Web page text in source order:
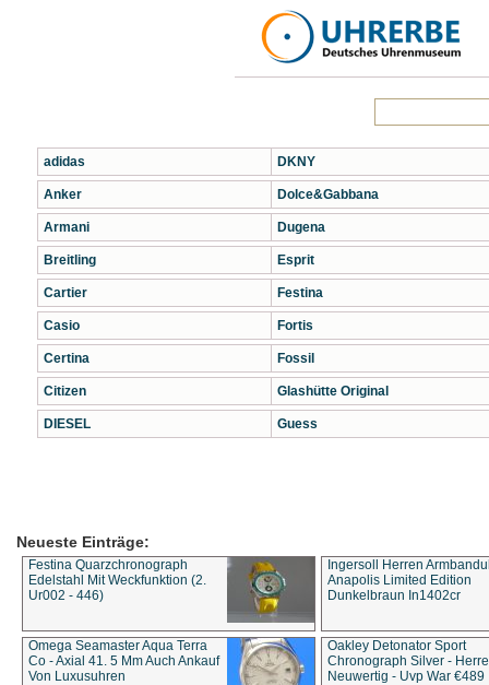
adidas
Anker
Armani
Breitling
Cartier
Casio
Certina
Citizen
DIESEL
DKNY
Dolce&Gabbana
Dugena
Esprit
Festina
Fortis
Fossil
Glashütte Original
Guess
Neueste Einträge:
Festina Quarzchronograph
Edelstahl Mit Weckfunktion (2.
Ur002 - 446)
Ingersoll Herren
Anapolis Limited Edition
Dunkelbraun In1402cr
Omega Seamaster Aqua Terra
Co - Axial 41. 5 Mm Auch Ankauf
Von Luxusuhren
Oakley Detonator Sport
Chronograph Silver -
Neuwertig - Uvp War €489